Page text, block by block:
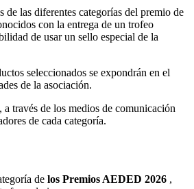
de las diferentes categorías del premio de
con la entrega de un trofeo
de usar un sello especial de la
seleccionados se expondrán en el
de la asociación.
a través de los medios de comunicación
de cada categoría.
de los Premios AEDED 2026 ,